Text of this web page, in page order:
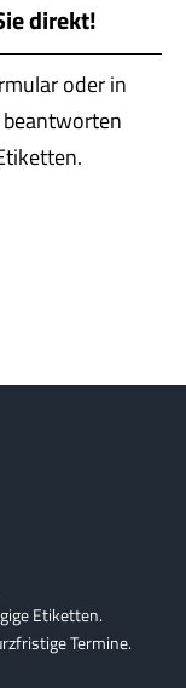
direkt!
oder in
Etiketten.
Termine.